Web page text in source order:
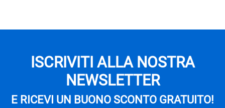
ISCRIVITI ALLA NOSTRA
NEWSLETTER
E RICEVI UN BUONO SCONTO GRATUITO!